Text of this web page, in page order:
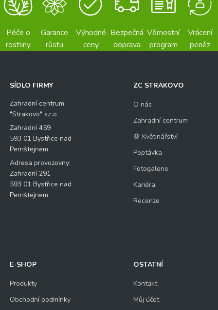
Péče o
rostliny
Garance
růstu
Výhodné
ceny
Bezpečná
doprava
Věrnostní
program
Vrácení
peněz
SÍDLO FIRMY
Zahradní centrum
"Strakovo" s.r.o
Zahradní 459
593 01 Bystřice nad
Pernštejnem
Adresa provozovny:
Zahradní 291
593 01 Bystřice nad
Pernštejnem
ZC STRAKOVO
O nás
Zahradní centrum
🌸 Květinářství
Poptávka
Fotogalerie
Kariéra
Recenze
E-SHOP
Produkty
Obchodní podmínky
OSTATNÍ
Kontakt
Můj účet